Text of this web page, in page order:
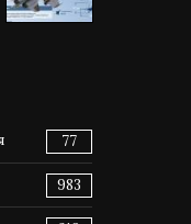
77
983